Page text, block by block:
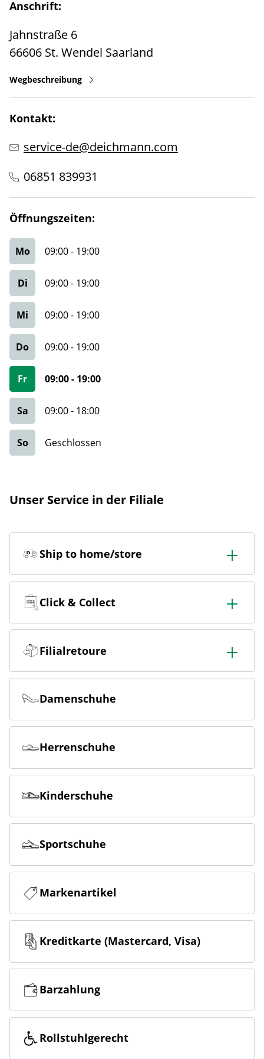
Anschrift:
Jahnstraße 6
66606 St. Wendel Saarland
Wegbeschreibung
Kontakt:
service-de@deichmann.com
06851 839931
Öffnungszeiten:
Mo 09:00- 19:00
Di 09:00- 19:00
Mi 09:00- 19:00
Do 09:00- 19:00
Fr 09:00- 19:00
Sa 09:00- 18:00
So Geschlossen
Unser Service in der Filiale
Ship to home/store
In der Filiale bestellen & in die Filiale oder nach Hause
liefern lassen.
Click & Collect
Online bestellen & kostenlos hier in der Filiale abholen
Filialretoure
Online bestellen & kostenlos in der Filiale zurückgeben
Damenschuhe
Herrenschuhe
Kinderschuhe
Sportschuhe
Markenartikel
Kreditkarte (Mastercard, Visa)
Barzahlung
Rollstuhlgerecht